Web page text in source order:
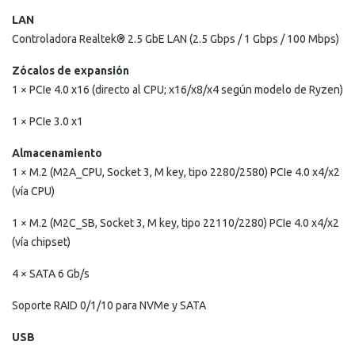
LAN
Controladora Realtek® 2.5 GbE LAN (2.5 Gbps / 1 Gbps / 100 Mbps)
Zócalos de expansión
1 × PCIe 4.0 x16 (directo al CPU; x16/x8/x4 según modelo de Ryzen)
1 × PCIe 3.0 x1
Almacenamiento
1 × M.2 (M2A_CPU, Socket 3, M key, tipo 2280/2580) PCIe 4.0 x4/x2
(vía CPU)
1 × M.2 (M2C_SB, Socket 3, M key, tipo 22110/2280) PCIe 4.0 x4/x2
(vía chipset)
4 × SATA 6 Gb/s
Soporte RAID 0/1/10 para NVMe y SATA
USB